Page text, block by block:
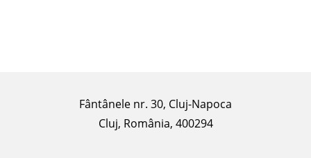
Fântânele nr. 30, Cluj-Napoca
Cluj, România, 400294